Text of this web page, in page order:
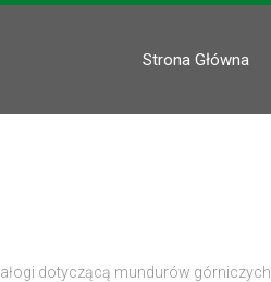
Strona Główna
dotyczącą mundurów górniczych.